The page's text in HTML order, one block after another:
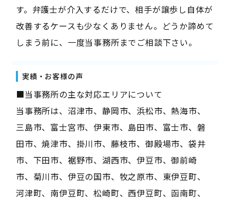
す。弁護士が介入するだけで、相手が譲歩し自体が
改善するケースも少なくありません。どうか諦めて
しまう前に、一度当事務所までご相談下さい。
実績・お客様の声
■当事務所の主な対応エリアについて
当事務所は、沼津市、静岡市、浜松市、熱海市、
三島市、富士宮市、伊東市、島田市、富士市、磐
田市、焼津市、掛川市、藤枝市、御殿場市、袋井
市、下田市、裾野市、湖西市、伊豆市、御前崎
市、菊川市、伊豆の国市、牧之原市、東伊豆町、
河津町、南伊豆町、松崎町、西伊豆町、函南町、